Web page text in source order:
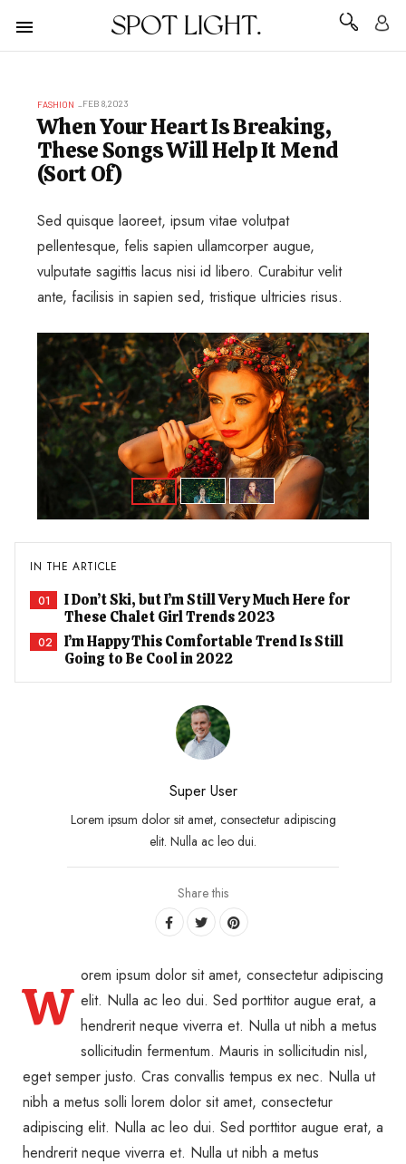
SPOT LIGHT.
FASHION FEB 8,2023
When Your Heart Is Breaking,
These Songs Will Help It Mend
(Sort Of)
Sed quisque laoreet, ipsum vitae volutpat
pellentesque, felis sapien ullamcorper augue,
vulputate sagittis lacus nisi id libero. Curabitur velit
ante, facilisis in sapien sed, tristique ultricies risus.
IN THE ARTICLE
01
I Don’t Ski, but I’m Still Very Much Here for
These Chalet Girl Trends 2023
02
I’m Happy This Comfortable Trend Is Still
Going to Be Cool in 2022
Super User
Lorem ipsum dolor sit amet, consectetur adipiscing
elit. Nulla ac leo dui.
Share this
W orem ipsum dolor sit amet, consectetur adipiscing
elit. Nulla ac leo dui. Sed porttitor augue erat, a
hendrerit neque viverra et. Nulla ut nibh a metus
sollicitudin fermentum. Mauris in sollicitudin nisl,
eget semper justo. Cras convallis tempus ex nec. Nulla ut
nibh a metus solli lorem dolor sit amet, consectetur
adipiscing elit. Nulla ac leo dui. Sed porttitor augue erat, a
hendrerit neque viverra et. Nulla ut nibh a metus